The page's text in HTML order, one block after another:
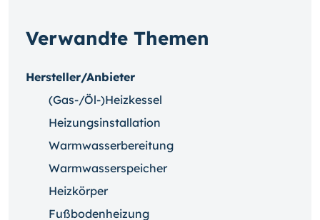
Verwandte Themen
Hersteller/Anbieter
(Gas-/Öl-)Heizkessel
Heizungsinstallation
Warmwasserbereitung
Warmwasserspeicher
Heizkörper
Fußbodenheizung